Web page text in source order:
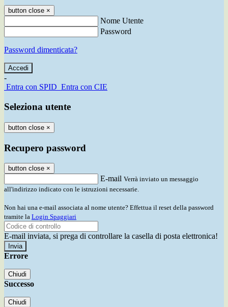
button close ×
Nome Utente
Password
Password dimenticata?
-
Entra con SPID Entra con CIE
Seleziona utente
button close ×
Recupero password
button close ×
E-mail Verrà inviato un messaggio
all'indirizzo indicato con le istruzioni necessarie.
Non hai una e-mail associata al nome utente? Effettua il reset della password
tramite la Login Spaggiari
E-mail inviata, si prega di controllare la casella di posta elettronica!
Errore
Chiudi
Successo
Chiudi